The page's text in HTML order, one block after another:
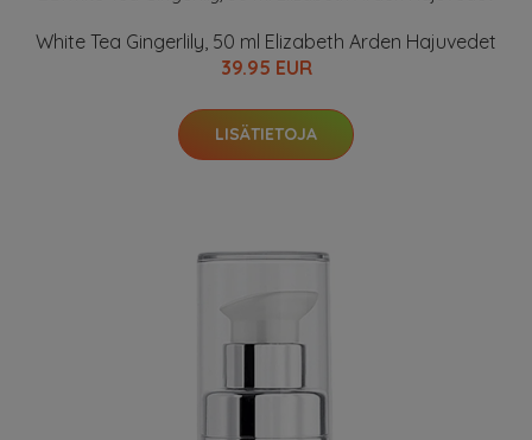
White Tea Gingerlily, 50 ml Elizabeth Arden Hajuvedet
39.95 EUR
LISÄTIETOJA